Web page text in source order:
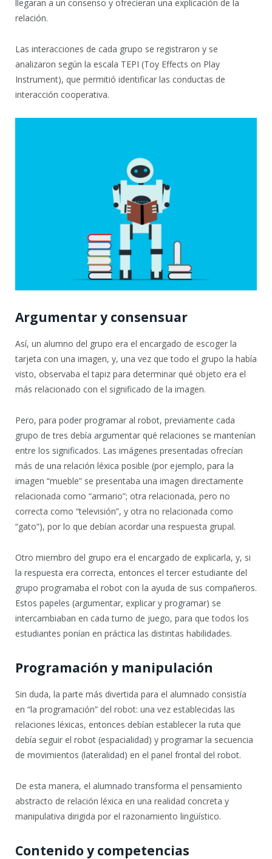
llegaran a un consenso y ofrecieran una explicación de la
relación.
Las interacciones de cada grupo se registraron y se
analizaron según la escala TEPI (Toy Effects on Play
Instrument), que permitió identificar las conductas de
interacción cooperativa.
Argumentar y consensuar
Así, un alumno del grupo era el encargado de escoger la
tarjeta con una imagen, y, una vez que todo el grupo la había
visto, observaba el tapiz para determinar qué objeto era el
más relacionado con el significado de la imagen.
Pero, para poder programar al robot, previamente cada
grupo de tres debía argumentar qué relaciones se mantenían
entre los significados. Las imágenes presentadas ofrecían
más de una relación léxica posible (por ejemplo, para la
imagen “mueble” se presentaba una imagen directamente
relacionada como “armario”; otra relacionada, pero no
correcta como “televisión”, y otra no relacionada como
“gato”), por lo que debían acordar una respuesta grupal.
Otro miembro del grupo era el encargado de explicarla, y, si
la respuesta era correcta, entonces el tercer estudiante del
grupo programaba el robot con la ayuda de sus compañeros.
Estos papeles (argumentar, explicar y programar) se
intercambiaban en cada turno de juego, para que todos los
estudiantes ponían en práctica las distintas habilidades.
Programación y manipulación
Sin duda, la parte más divertida para el alumnado consistía
en “la programación” del robot: una vez establecidas las
relaciones léxicas, entonces debían establecer la ruta que
debía seguir el robot (espacialidad) y programar la secuencia
de movimientos (lateralidad) en el panel frontal del robot.
De esta manera, el alumnado transforma el pensamiento
abstracto de relación léxica en una realidad concreta y
manipulativa dirigida por el razonamiento lingüístico.
Contenido y competencias